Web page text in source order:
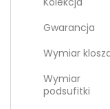
Gwarancja
Wymiar
Wymiar
podsufitki